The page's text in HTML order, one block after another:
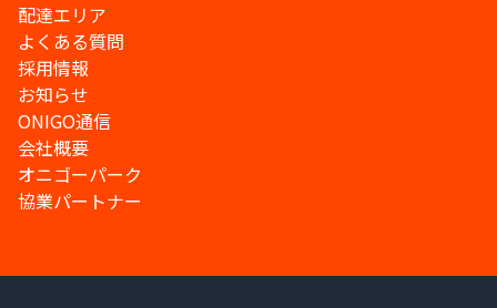
配達エリア
よくある質問
採用情報
お知らせ
ONIGO通信
会社概要
オニゴーパーク
協業パートナー